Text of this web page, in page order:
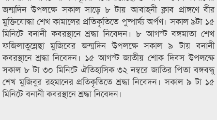
জন্মদিন উপলক্ষে সকাল সাড়ে ৮ টায় আবাহনী ক্লাব প্রাঙ্গণে বীর
মুক্তিযোদ্ধা শেখ কামালের প্রতিকৃতিতে পুষ্পার্ঘ্য অর্পণ। সকাল ৯টা ১৫
মিনিটে বনানী কবরস্থানে শ্রদ্ধা নিবেদন। ৮ আগস্ট বঙ্গমাতা শেখ
ফজিলাতুন্নেছা মুজিবের জন্মদিন উপলক্ষে সকাল ৯ টায় বনানী
কবরস্থানে শ্রদ্ধা নিবেদন। ১৫ আগস্ট জাতীয় শোক দিবস উপলক্ষে
সকাল ৮ টা ৩০ মিনিটে ঐতিহাসিক ৩২ নম্বরে জাতির পিতা বঙ্গবন্ধু
শেখ মুজিবুর রহমানের প্রতিকৃতিতে শ্রদ্ধা নিবেদন। সকাল ৯ টা ১৫
মিনিটে বনানী কবরস্থানে শ্রদ্ধা নিবেদন।